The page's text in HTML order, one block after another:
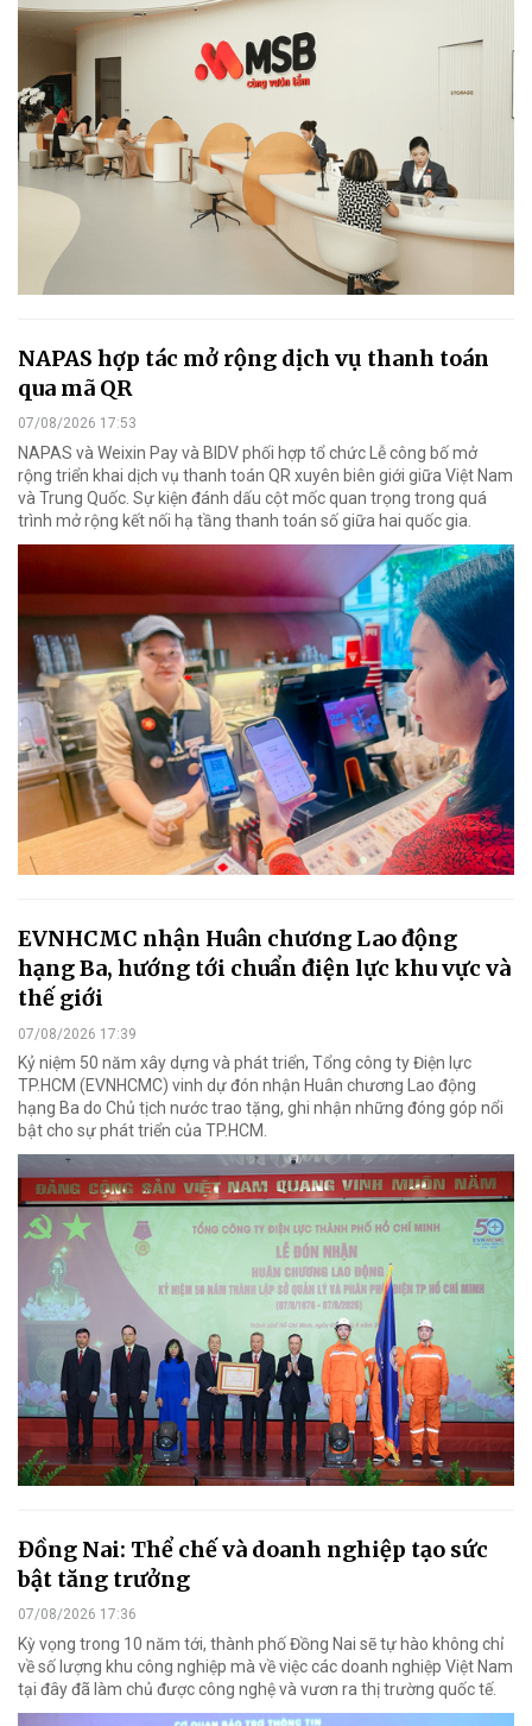
NAPAS hợp tác mở rộng dịch vụ thanh toán
qua mã QR
07/08/2026 17:53
NAPAS và Weixin Pay và BIDV phối hợp tổ chức Lễ công bố mở
rộng triển khai dịch vụ thanh toán QR xuyên biên giới giữa Việt Nam
và Trung Quốc. Sự kiện đánh dấu cột mốc quan trọng trong quá
trình mở rộng kết nối hạ tầng thanh toán số giữa hai quốc gia.
EVNHCMC nhận Huân chương Lao động
hạng Ba, hướng tới chuẩn điện lực khu vực và
thế giới
07/08/2026 17:39
Kỷ niệm 50 năm xây dựng và phát triển, Tổng công ty Điện lực
TP.HCM (EVNHCMC) vinh dự đón nhận Huân chương Lao động
hạng Ba do Chủ tịch nước trao tặng, ghi nhận những đóng góp nổi
bật cho sự phát triển của TP.HCM.
Đồng Nai: Thể chế và doanh nghiệp tạo sức
bật tăng trưởng
07/08/2026 17:36
Kỳ vọng trong 10 năm tới, thành phố Đồng Nai sẽ tự hào không chỉ
về số lượng khu công nghiệp mà về việc các doanh nghiệp Việt Nam
tại đây đã làm chủ được công nghệ và vươn ra thị trường quốc tế.